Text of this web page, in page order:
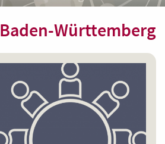
Baden-Württemberg